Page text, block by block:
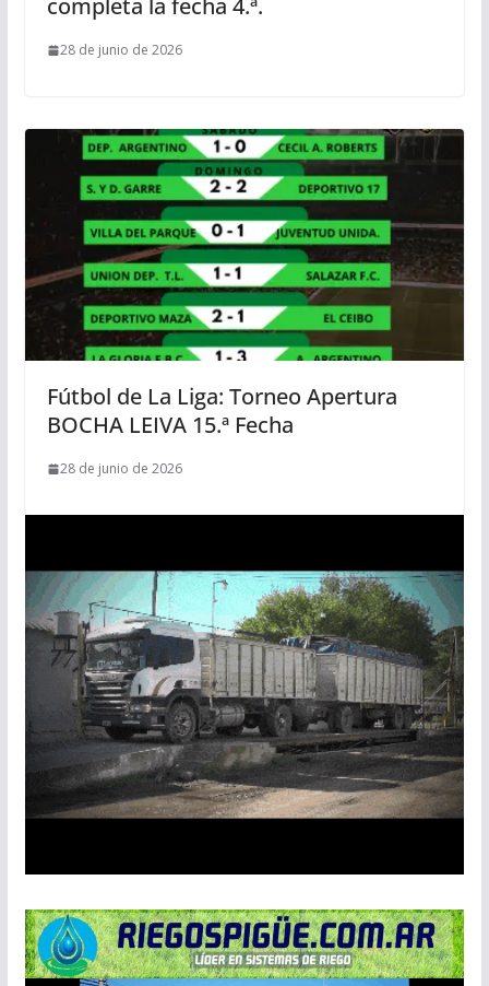
completa la fecha 4.ª.
28 de junio de 2026
Fútbol de La Liga: Torneo Apertura
BOCHA LEIVA 15.ª Fecha
28 de junio de 2026